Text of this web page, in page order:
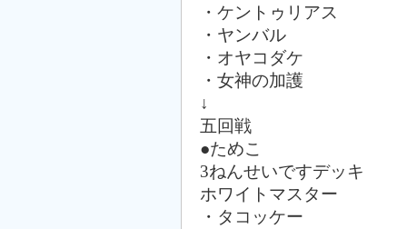
・ケントゥリアス
・ヤンバル
・オヤコダケ
・女神の加護
↓
五回戦
●ためこ
3ねんせいですデッキ
ホワイトマスター
・タコッケー